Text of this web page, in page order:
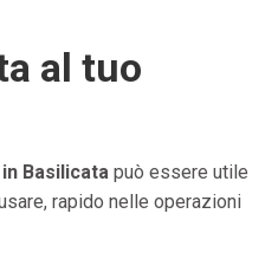
al tuo
Basilicata può essere utile
rapido nelle operazioni